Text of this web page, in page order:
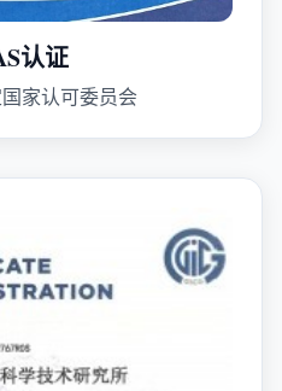
认证
家认可委员会